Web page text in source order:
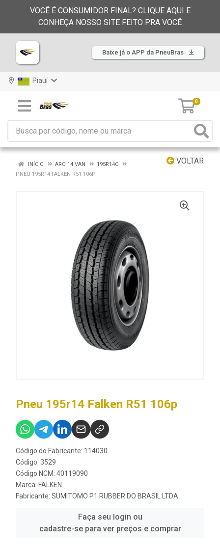
VOCÊ É CONSUMIDOR FINAL? CLIQUE AQUI E
CONHEÇA NOSSO SITE FEITO PRA VOCÊ
Baixe já o APP da PneuBras
Piauí
0
VOLTAR
INÍCIO ARO 14 VAN
195R14C
PNEU 195R14 FALKEN R51 106P
Pneu 195r14 Falken R51 106p
Código do Fabricante: 114030
Código: 3529
Código NCM: 40119090
Marca: FALKEN
Fabricante: SUMITOMO P1 RUBBER DO BRASIL LTDA
Faça seu login ou
cadastre-se para ver preços e comprar